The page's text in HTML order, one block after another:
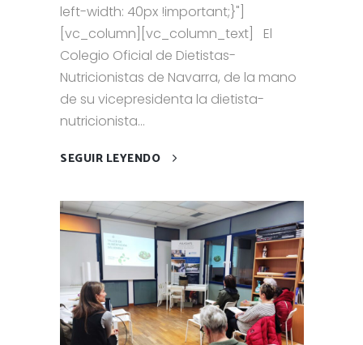
left-width: 40px !important;}"]
[vc_column][vc_column_text] El
Colegio Oficial de Dietistas-
Nutricionistas de Navarra, de la mano
de su vicepresidenta la dietista-
nutricionista...
SEGUIR LEYENDO